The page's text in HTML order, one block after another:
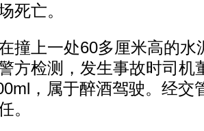
死亡。
上一处60多厘米高的水
方检测，发生事故时司机
，属于醉酒驾驶。经交
。